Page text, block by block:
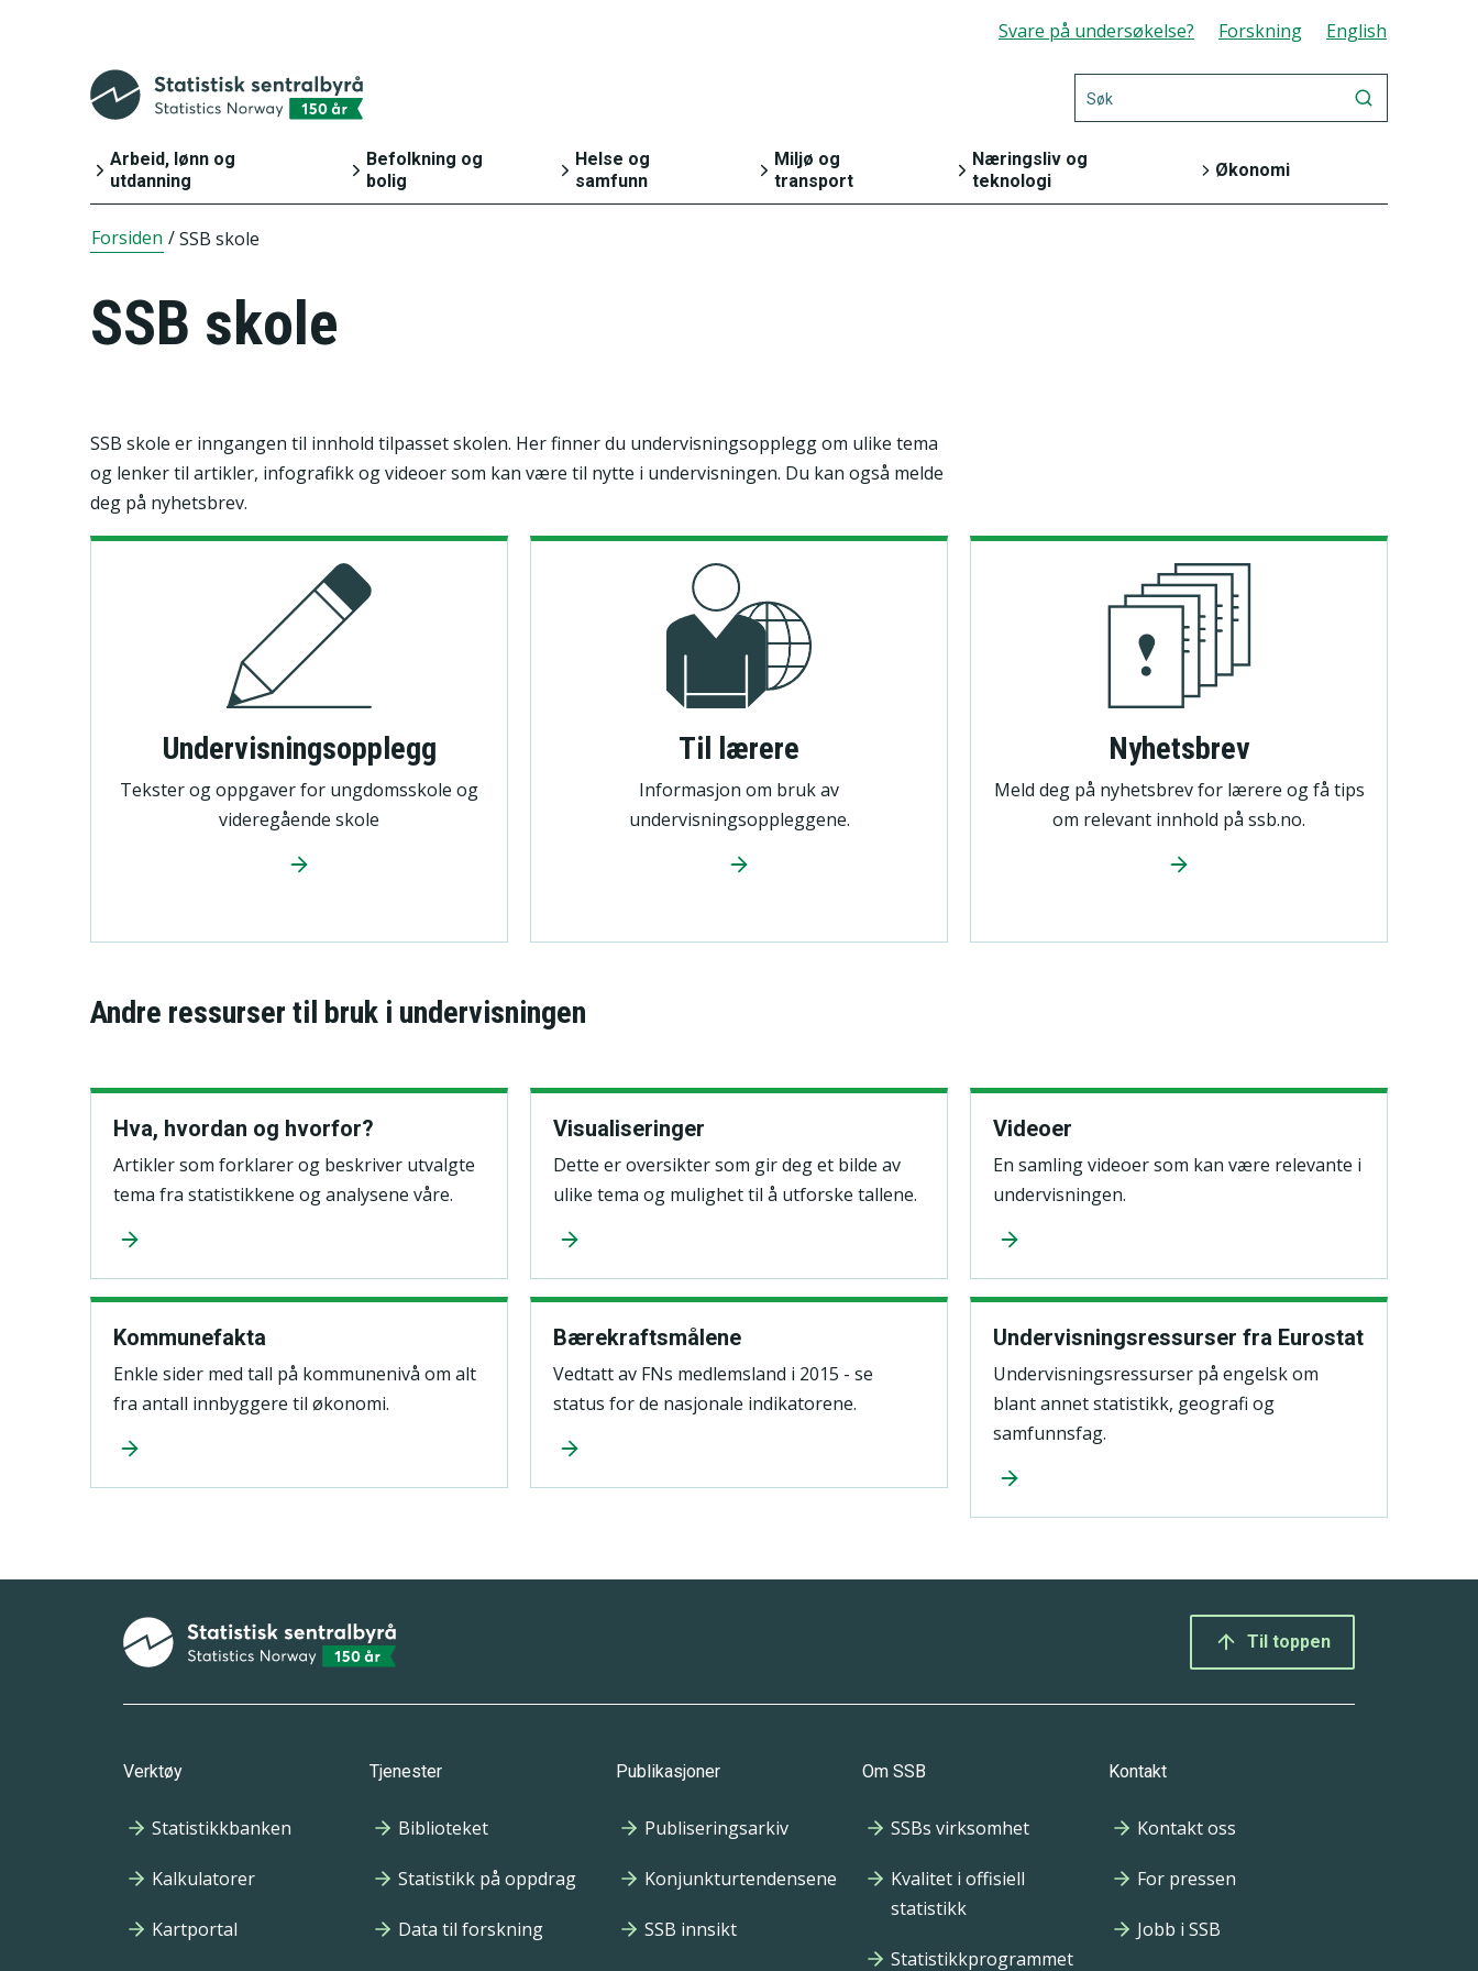
Svare på undersøkelse? Forskning English
Arbeid, lønn og
utdanning
Arbeid og lønn
Inntekt og
forbruk
Befolkning og
bolig
Helse og
samfunn
Svalbard
Valg
Miljø og
transport
Næringsliv og
teknologi
Bedrifter, foretak
Økonomi
Utenriksøkonomi
Forsiden /SSB skole
SSB skole
SSB skole er inngangen til innhold tilpasset skolen. Her finner du undervisningsopplegg om ulike tema
og lenker til artikler, infografikk og videoer som kan være til nytte i undervisningen. Du kan også melde
deg på nyhetsbrev.
Undervisningsopplegg
Tekster og oppgaver for ungdomsskole og
videregående skole
Til lærere
Informasjon om bruk av
undervisningsoppleggene.
Nyhetsbrev
Meld deg på nyhetsbrev for lærere og få tips
om relevant innhold på ssb.no.
Andre ressurser til bruk i undervisningen
Hva, hvordan og hvorfor?
Artikler som forklarer og beskriver utvalgte
tema fra statistikkene og analysene våre.
Visualiseringer
Dette er oversikter som gir deg et bilde av
ulike tema og mulighet til å utforske tallene.
Videoer
En samling videoer som kan være relevante i
undervisningen.
Kommunefakta
Enkle sider med tall på kommunenivå om alt
fra antall innbyggere til økonomi.
Bærekraftsmålene
Vedtatt av FNs medlemsland i 2015 - se
status for de nasjonale indikatorene.
Undervisningsressurser fra Eurostat
Undervisningsressurser på engelsk om
blant annet statistikk, geografi og
samfunnsfag.
Bunnmeny Til toppen
Verktøy
Statistikkbanken
Kalkulatorer
Kartportal
Tjenester
Biblioteket
Statistikk på oppdrag
Data til forskning
Publikasjoner
Publiseringsarkiv
Konjunkturtendensene
SSB innsikt
Om SSB
SSBs virksomhet
Kvalitet i offisiell
statistikk
Statistikkprogrammet
Kontakt
Kontakt oss
For pressen
Jobb i SSB